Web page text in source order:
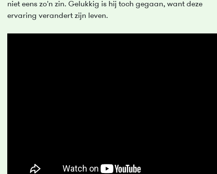
niet eens zo'n zin. Gelukkig is hij toch gegaan, want deze
ervaring verandert zijn leven.